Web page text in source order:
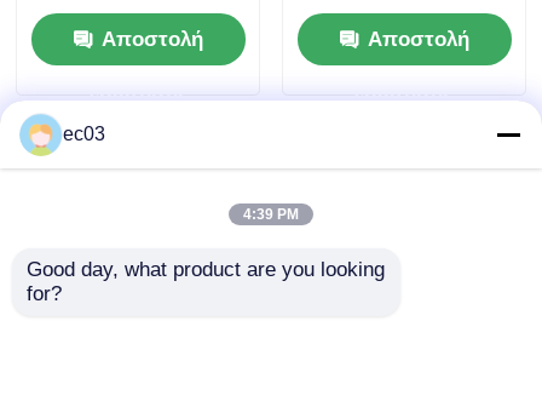
QLED τηλεόραση
Series με ανάλυση 4K
UHD
Αποστολή
ερώτησης
ανάλυση 4K 3840 X
2160
Αποστολή
ερώτησης
ec03
4:39 PM
Good day, what product are you looking
for?